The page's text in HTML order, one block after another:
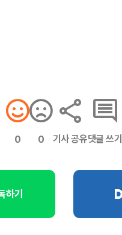
0 0 기사 공유댓글 쓰기
하기